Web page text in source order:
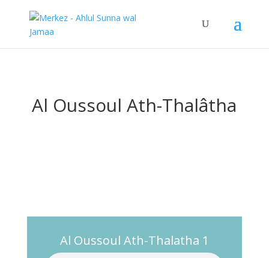
Al Oussoul Ath-Thalâtha
Al Oussoul Ath-Thalatha 1